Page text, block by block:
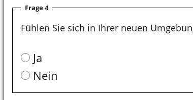
Frage 4
Fühlen Sie sich in Ihrer neuen
Ja
Nein